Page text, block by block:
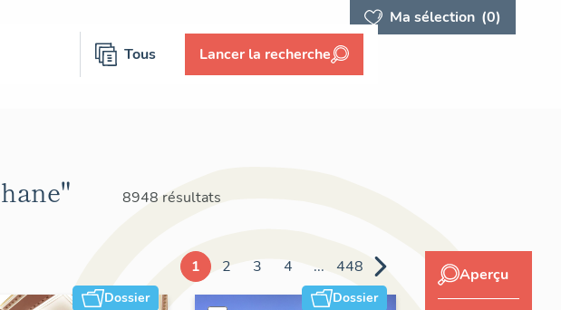
Ma sélection (0)
Tous Lancer la recherche
8948 résultats
1 2 3 4 ... 448
Dossier Dossier
Aperçu